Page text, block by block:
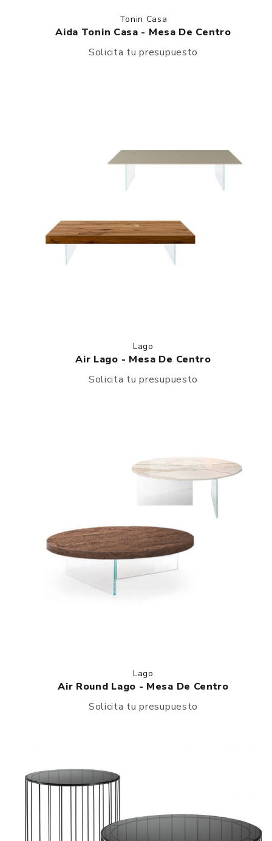
Tonin Casa
Aida Tonin Casa - Mesa De Centro
Solicita tu presupuesto
Lago
Air Lago - Mesa De Centro
Solicita tu presupuesto
Lago
Air Round Lago - Mesa De Centro
Solicita tu presupuesto